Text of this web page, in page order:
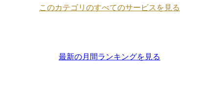
このカテゴリのすべてのサービスを見る
最新の月間ランキングを見る